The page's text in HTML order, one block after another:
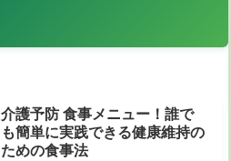
介護予防 食事メニュー！誰で
も簡単に実践できる健康維持の
ための食事法